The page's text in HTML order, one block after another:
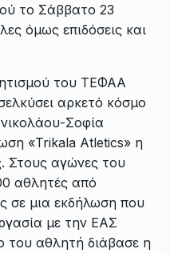
το Σάββατο 23
όμως επιδόσεις και
του ΤΕΦΑΑ
αρκετό κόσμο
Σοφία
«Trikala Atletics» η
Στους αγώνες του
αθλητές από
σε μια εκδήλωση που
με την ΕΑΣ
του αθλητή διάβασε η